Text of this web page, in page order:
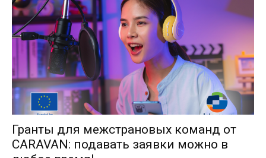
Гранты для межстрановых команд от
CARAVAN: подавать заявки можно в